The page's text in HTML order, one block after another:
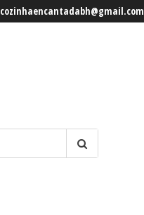
cozinhaencantadabh@gmail.com